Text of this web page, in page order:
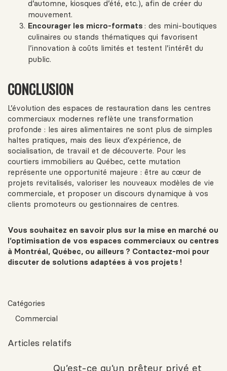
d’automne, kiosques d’été, etc.), afin de créer du
mouvement.
Encourager les micro‑formats : des mini‑boutiques
culinaires ou stands thématiques qui favorisent
l’innovation à coûts limités et testent l’intérêt du
public.
CONCLUSION
L’évolution des espaces de restauration dans les centres
commerciaux modernes reflète une transformation
profonde : les aires alimentaires ne sont plus de simples
haltes pratiques, mais des lieux d’expérience, de
socialisation, de travail et de découverte. Pour les
courtiers immobiliers au Québec, cette mutation
représente une opportunité majeure : être au cœur de
projets revitalisés, valoriser les nouveaux modèles de vie
commerciale, et proposer un discours dynamique à vos
clients promoteurs ou gestionnaires de centres.
Vous souhaitez en savoir plus sur la mise en marché ou
l’optimisation de vos espaces commerciaux ou centres
à Montréal, Québec, ou ailleurs ? Contactez-moi pour
discuter de solutions adaptées à vos projets !
Catégories
Commercial
Articles relatifs
Qu’est-ce qu’un prêteur privé et